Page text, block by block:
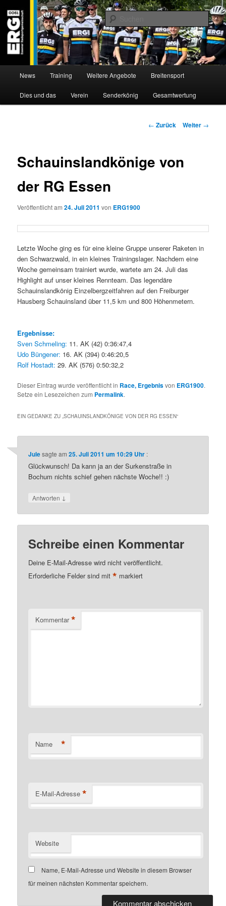
Inhalt
wechseln
ERG 1900 e.V
Willkommen bei der Essener Radsportgemeinschaft
News Training Weitere Angebote Breitensport
Dies und das Verein Senderkönig Gesamtwertung
Beitragsnavigation
← Zurück Weiter →
Schauinslandkönige von
der RG Essen
Veröffentlicht am24. Juli 2011 von ERG1900
Letzte Woche ging es für eine kleine Gruppe unserer Raketen in
den Schwarzwald, in ein kleines Trainingslager. Nachdem eine
Woche gemeinsam trainiert wurde, wartete am 24. Juli das
Highlight auf unser kleines Rennteam. Das legendäre
Schauinslandkönig Einzelbergzeitfahren auf den Freiburger
Hausberg Schauinsland über 11,5 km und 800 Höhenmetern.
Ergebnisse:
Sven Schmeling: 11. AK (42) 0:36:47,4
Udo Büngener: 16. AK (394) 0:46:20,5
Rolf Hostadt: 29. AK (576) 0:50:32,2
Dieser Eintrag wurde veröffentlicht in Race, Ergebnisvon ERG1900.
Setze ein Lesezeichen zum Permalink.
EIN GEDANKE ZU „SCHAUINSLANDKÖNIGE VON DER RG ESSEN“
Julesagte am25. Juli 2011 um 10:29 Uhr :
Glückwunsch! Da kann ja an der Surkenstraße in
Bochum nichts schief gehen nächste Woche!! :)
Antworten ↓
Schreibe einen Kommentar
Deine E-Mail-Adresse wird nicht veröffentlicht.
Erforderliche Felder sind mit* markiert
Kommentar *
Name *
E-Mail-Adresse *
Website
Name, E-Mail-Adresse und Website in diesem Browser
für meinen nächsten Kommentar speichern.